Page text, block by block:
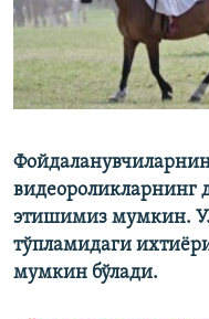
видеороликларнинг
этишимиз мумкин.
тўпламидаги
мумкин бўлади.